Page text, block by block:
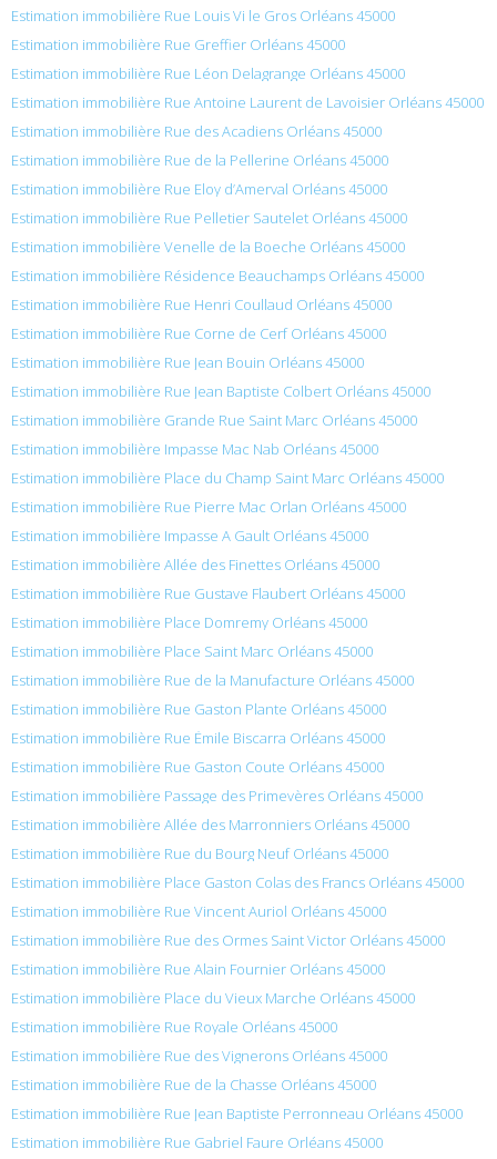
Estimation immobilière Rue Louis Vi le Gros Orléans 45000
Estimation immobilière Rue Greffier Orléans 45000
Estimation immobilière Rue Léon Delagrange Orléans 45000
Estimation immobilière Rue Antoine Laurent de Lavoisier Orléans 45000
Estimation immobilière Rue des Acadiens Orléans 45000
Estimation immobilière Rue de la Pellerine Orléans 45000
Estimation immobilière Rue Eloy d’Amerval Orléans 45000
Estimation immobilière Rue Pelletier Sautelet Orléans 45000
Estimation immobilière Venelle de la Boeche Orléans 45000
Estimation immobilière Résidence Beauchamps Orléans 45000
Estimation immobilière Rue Henri Coullaud Orléans 45000
Estimation immobilière Rue Corne de Cerf Orléans 45000
Estimation immobilière Rue Jean Bouin Orléans 45000
Estimation immobilière Rue Jean Baptiste Colbert Orléans 45000
Estimation immobilière Grande Rue Saint Marc Orléans 45000
Estimation immobilière Impasse Mac Nab Orléans 45000
Estimation immobilière Place du Champ Saint Marc Orléans 45000
Estimation immobilière Rue Pierre Mac Orlan Orléans 45000
Estimation immobilière Impasse A Gault Orléans 45000
Estimation immobilière Allée des Finettes Orléans 45000
Estimation immobilière Rue Gustave Flaubert Orléans 45000
Estimation immobilière Place Domremy Orléans 45000
Estimation immobilière Place Saint Marc Orléans 45000
Estimation immobilière Rue de la Manufacture Orléans 45000
Estimation immobilière Rue Gaston Plante Orléans 45000
Estimation immobilière Rue Émile Biscarra Orléans 45000
Estimation immobilière Rue Gaston Coute Orléans 45000
Estimation immobilière Passage des Primevères Orléans 45000
Estimation immobilière Allée des Marronniers Orléans 45000
Estimation immobilière Rue du Bourg Neuf Orléans 45000
Estimation immobilière Place Gaston Colas des Francs Orléans 45000
Estimation immobilière Rue Vincent Auriol Orléans 45000
Estimation immobilière Rue des Ormes Saint Victor Orléans 45000
Estimation immobilière Rue Alain Fournier Orléans 45000
Estimation immobilière Place du Vieux Marche Orléans 45000
Estimation immobilière Rue Royale Orléans 45000
Estimation immobilière Rue des Vignerons Orléans 45000
Estimation immobilière Rue de la Chasse Orléans 45000
Estimation immobilière Rue Jean Baptiste Perronneau Orléans 45000
Estimation immobilière Rue Gabriel Faure Orléans 45000